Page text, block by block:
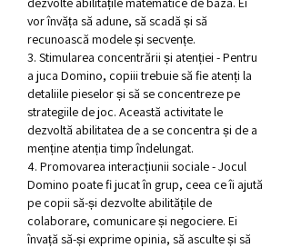
vor învăța să adune, să scadă și să
recunoască modele și secvențe.
3. Stimularea concentrării și atenției - Pentru
a juca Domino, copiii trebuie să fie atenți la
detaliile pieselor și să se concentreze pe
strategiile de joc. Această activitate le
dezvoltă abilitatea de a se concentra și de a
menține atenția timp îndelungat.
4. Promovarea interacțiunii sociale - Jocul
Domino poate fi jucat în grup, ceea ce îi ajută
pe copii să-și dezvolte abilitățile de
colaborare, comunicare și negociere. Ei
învață să-și exprime opinia, să asculte și să